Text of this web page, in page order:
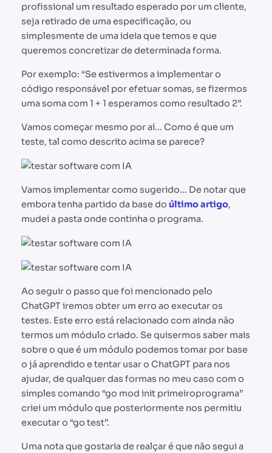
profissional um resultado esperado por um cliente,
seja retirado de uma especificação, ou
simplesmente de uma ideia que temos e que
queremos concretizar de determinada forma.
Por exemplo: “Se estivermos a implementar o
código responsável por efetuar somas, se fizermos
uma soma com 1 + 1 esperamos como resultado 2”.
Vamos começar mesmo por aí… Como é que um
teste, tal como descrito acima se parece?
Vamos implementar como sugerido… De notar que
embora tenha partido da base do último artigo,
mudei a pasta onde continha o programa.
Ao seguir o passo que foi mencionado pelo
ChatGPT iremos obter um erro ao executar os
testes. Este erro está relacionado com ainda não
termos um módulo criado. Se quisermos saber mais
sobre o que é um módulo podemos tomar por base
o já aprendido e tentar usar o ChatGPT para nos
ajudar, de qualquer das formas no meu caso com o
simples comando “go mod init primeiroprograma”
criei um módulo que posteriormente nos permitiu
executar o “go test”.
Uma nota que gostaria de realçar é que não segui a